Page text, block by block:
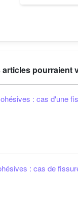
articles pourraient
: cas d'une
: cas de